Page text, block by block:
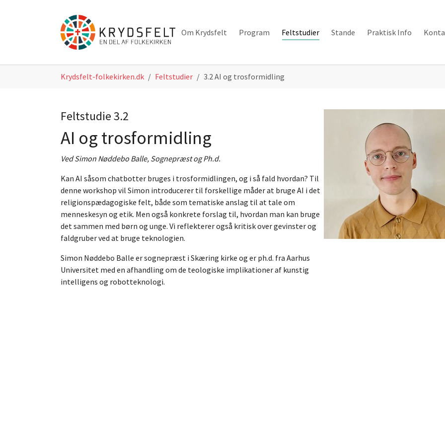
Om Krydsfelt Program Feltstudier Stande Praktisk Info
Krydsfelt-folkekirken.dk Feltstudier 3.2 AI og trosformidling
Feltstudie 3.2
AI og trosformidling
Ved Simon Nøddebo Balle, Sognepræst og Ph.d.
Kan AI såsom chatbotter bruges i trosformidlingen, og i så fald hvordan? Til
denne workshop vil Simon introducerer til forskellige måder at bruge AI i det
religionspædagogiske felt, både som tematiske anslag til at tale om
menneskesyn og etik. Men også konkrete forslag til, hvordan man kan bruge
det sammen med børn og unge. Vi reflekterer også kritisk over gevinster og
faldgruber ved at bruge teknologien.
Simon Nøddebo Balle er sognepræst i Skæring kirke og er ph.d. fra Aarhus
Universitet med en afhandling om de teologiske implikationer af kunstig
intelligens og robotteknologi.